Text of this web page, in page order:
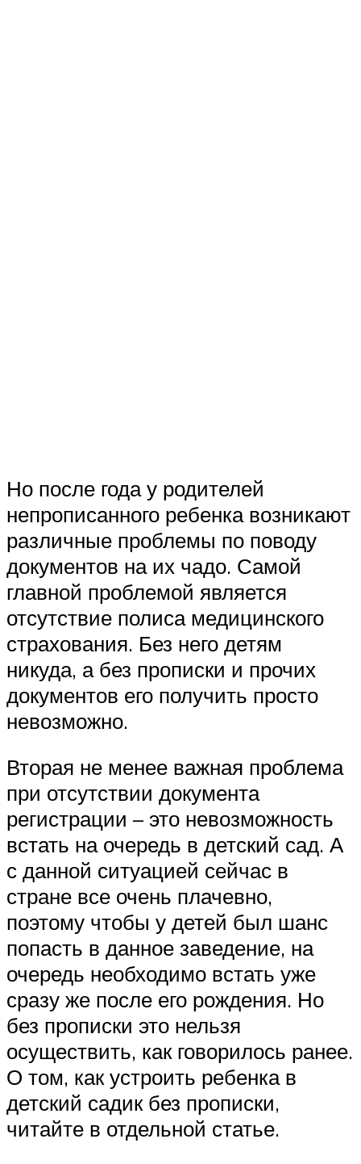
Но после года у родителей
непрописанного ребенка возникают
различные проблемы по поводу
документов на их чадо. Самой
главной проблемой является
отсутствие полиса медицинского
страхования. Без него детям
никуда, а без прописки и прочих
документов его получить просто
невозможно.
Вторая не менее важная проблема
при отсутствии документа
регистрации – это невозможность
встать на очередь в детский сад. А
с данной ситуацией сейчас в
стране все очень плачевно,
поэтому чтобы у детей был шанс
попасть в данное заведение, на
очередь необходимо встать уже
сразу же после его рождения. Но
без прописки это нельзя
осуществить, как говорилось ранее.
О том, как устроить ребенка в
детский садик без прописки,
читайте в отдельной статье.